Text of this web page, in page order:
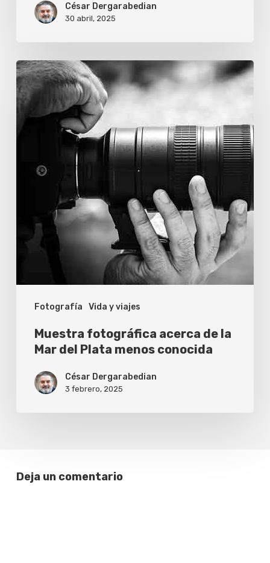
César Dergarabedian
30 abril, 2025
Fotografía Vida y viajes
Muestra
fotográfica
acerca
de
menos
conocida
Muestra fotográfica acerca de la
Mar del Plata menos conocida
César Dergarabedian
3 febrero, 2025
Deja un comentario